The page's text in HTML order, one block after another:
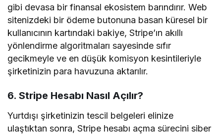
gibi devasa bir finansal ekosistem barındırır. Web
sitenizdeki bir ödeme butonuna basan küresel bir
kullanıcının kartındaki bakiye, Stripe’ın akıllı
yönlendirme algoritmaları sayesinde sıfır
gecikmeyle ve en düşük komisyon kesintileriyle
şirketinizin para havuzuna aktarılır.
6. Stripe Hesabı Nasıl Açılır?
Yurtdışı şirketinizin tescil belgeleri elinize
ulaştıktan sonra, Stripe hesabı açma sürecini siber